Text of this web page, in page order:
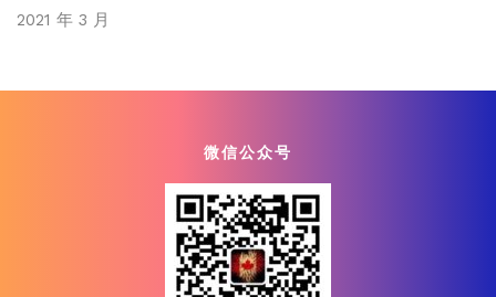
2021 年 3 月
微信公众号